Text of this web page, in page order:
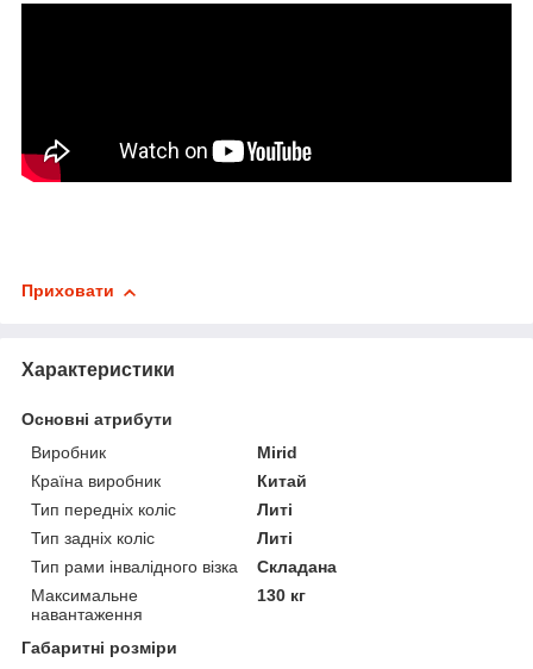
Приховати
Характеристики
Основні атрибути
Виробник
Mirid
Країна виробник
Китай
Тип передніх коліс
Литі
Тип задніх коліс
Литі
Тип рами інвалідного візка
Складана
Максимальне
навантаження
130 кг
Габаритні розміри